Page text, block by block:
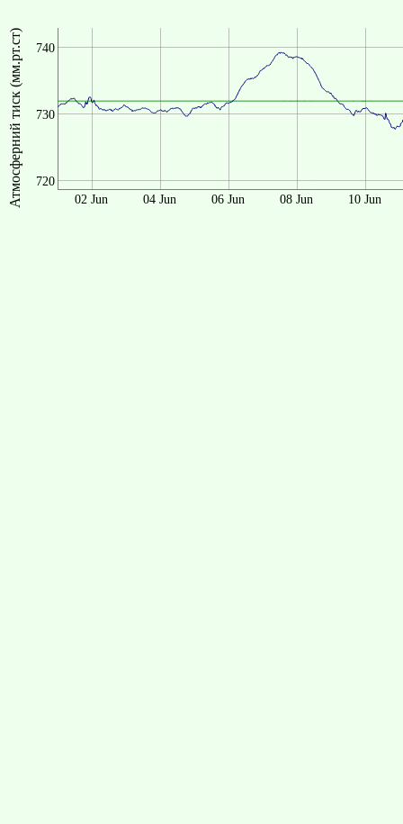
Атмосферний тиск (мм.рт.ст) 720
730
740
02 Jun 04 Jun 06 Jun 08 Jun 10 Jun